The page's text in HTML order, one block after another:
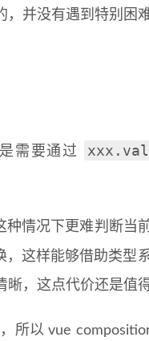
并没有遇到特别困
需要通过
情况下更难判断当
，这样能够借助类型
，这点代价还是值得
所以 vue